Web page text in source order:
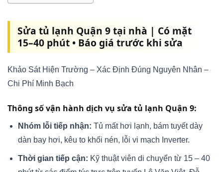
Sửa tủ lạnh Quận 9 tại nhà | Có mặt
15–40 phút • Báo giá trước khi sửa
Khảo Sát Hiện Trường – Xác Định Đúng Nguyên Nhân –
Chi Phí Minh Bạch
Thông số vận hành dịch vụ sửa tủ lạnh Quận 9:
Nhóm lỗi tiếp nhận: Tủ mất hơi lạnh, bám tuyết dày
dàn bay hơi, kêu to khối nén, lỗi vi mạch Inverter.
Thời gian tiếp cận: Kỹ thuật viên di chuyển từ 15 – 40